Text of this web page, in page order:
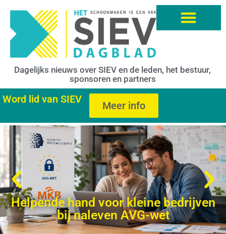
Dagelijks nieuws over SIEV en de leden, het bestuur,
sponsoren en partners
Word lid van SIEV
Meer info
Helpende hand voor kleine bedrijven
bij naleven AVG-wet